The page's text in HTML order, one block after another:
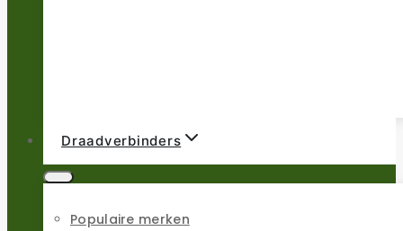
Draadverbinders
Populaire merken